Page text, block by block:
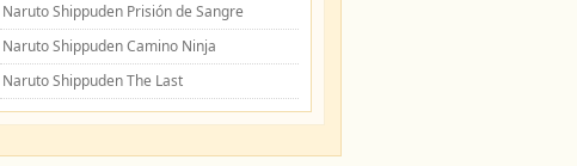
Naruto Shippuden Prisión de Sangre
Naruto Shippuden Camino Ninja
Naruto Shippuden The Last